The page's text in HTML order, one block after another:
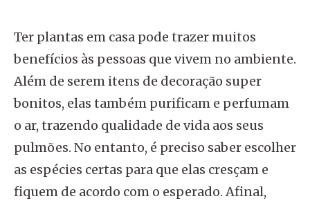
Ter plantas em casa pode trazer muitos
benefícios às pessoas que vivem no ambiente.
Além de serem itens de decoração super
bonitos, elas também purificam e perfumam
o ar, trazendo qualidade de vida aos seus
pulmões. No entanto, é preciso saber escolher
as espécies certas para que elas cresçam e
fiquem de acordo com o esperado. Afinal,